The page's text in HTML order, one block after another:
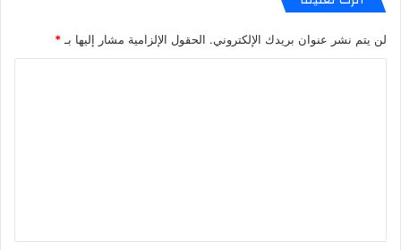
لن يتم نشر عنوان بريدك الإلكتروني. الحقول الإلزامية مشار إليها بـ *